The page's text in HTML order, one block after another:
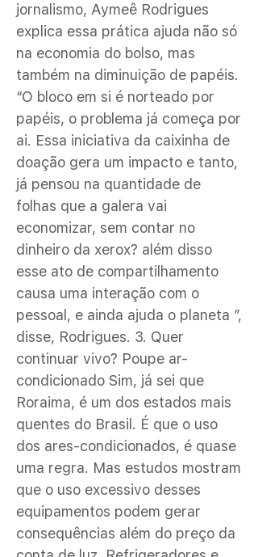
jornalismo, Aymeê Rodrigues
explica essa prática ajuda não só
na economia do bolso, mas
também na diminuição de papéis.
“O bloco em si é norteado por
papéis, o problema já começa por
ai. Essa iniciativa da caixinha de
doação gera um impacto e tanto,
já pensou na quantidade de
folhas que a galera vai
economizar, sem contar no
dinheiro da xerox? além disso
esse ato de compartilhamento
causa uma interação com o
pessoal, e ainda ajuda o planeta ”,
disse, Rodrigues. 3. Quer
continuar vivo? Poupe ar-
condicionado Sim, já sei que
Roraima, é um dos estados mais
quentes do Brasil. É que o uso
dos ares-condicionados, é quase
uma regra. Mas estudos mostram
que o uso excessivo desses
equipamentos podem gerar
consequências além do preço da